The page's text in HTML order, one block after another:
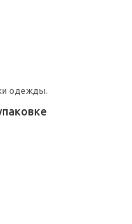
одежды.